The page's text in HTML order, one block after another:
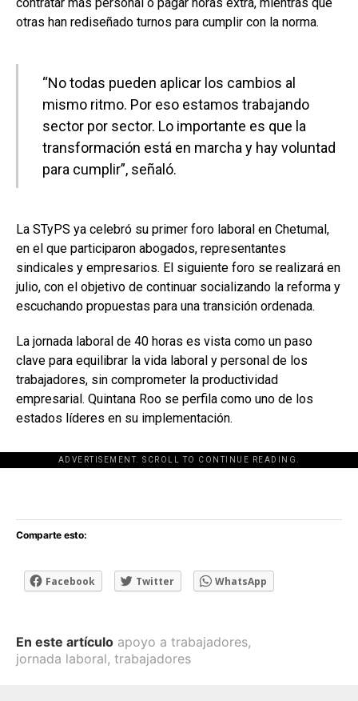
otras han rediseñado turnos para cumplir con la norma.
“No todas pueden aplicar los cambios al
mismo ritmo. Por eso estamos trabajando
sector por sector. Lo importante es que la
transformación está en marcha y hay voluntad
para cumplir”, señaló.
La STyPS ya celebró su primer foro laboral en Chetumal,
en el que participaron abogados, representantes
sindicales y empresarios. El siguiente foro se realizará en
julio, con el objetivo de continuar socializando la reforma y
escuchando propuestas para una transición ordenada.
La jornada laboral de 40 horas es vista como un paso
clave para equilibrar la vida laboral y personal de los
trabajadores, sin comprometer la productividad
empresarial. Quintana Roo se perfila como uno de los
estados líderes en su implementación.
ADVERTISEMENT. SCROLL TO CONTINUE READING.
[adsforwp id="243463"]
Comparte esto:
Facebook Twitter WhatsApp
En este artículo apoyo a trabajadores,
jornada laboral, trabajadores